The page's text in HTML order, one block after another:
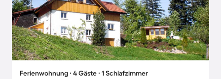
Ferienwohnung ∙ 4 Gäste ∙ 1 Schlafzimmer